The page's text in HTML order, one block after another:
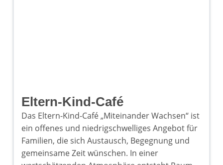
Eltern-Kind-Café
Das Eltern-Kind-Café „Miteinander Wachsen“ ist
ein offenes und niedrigschwelliges Angebot für
Familien, die sich Austausch, Begegnung und
gemeinsame Zeit wünschen. In einer